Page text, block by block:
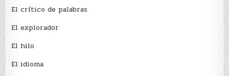
El crí­tico de palabras
El explorador
El hilo
El idioma